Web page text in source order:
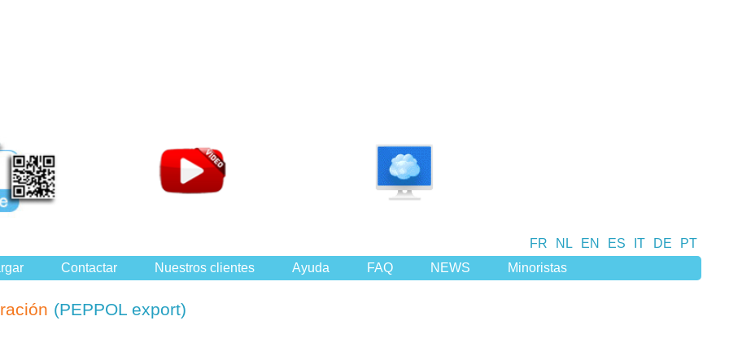
FR NL EN ES IT DE PT
Contactar Nuestros clientes Ayuda FAQ NEWS Minoristas
(PEPPOL export)